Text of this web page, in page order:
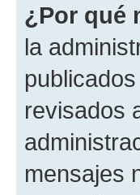
¿Por qué
la
revisados
mensajes